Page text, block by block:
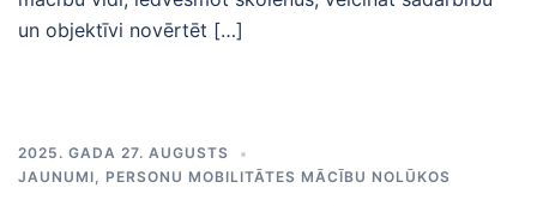
un objektīvi novērtēt […]
2025. GADA 27. AUGUSTS
JAUNUMI, PERSONU MOBILITĀTES MĀCĪBU NOLŪKOS